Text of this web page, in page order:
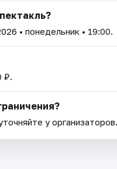
• понедельник • 19:00.
₽.
у организаторов.